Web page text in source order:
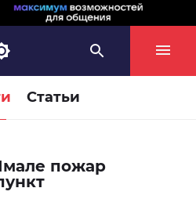
Статьи
пожар